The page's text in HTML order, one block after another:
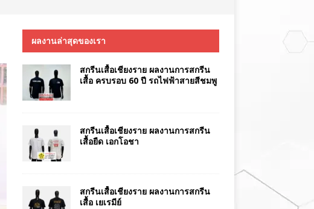
ผลงานล่าสุดของเรา
สกรีนเสื้อเชียงราย ผลงานการสกรีน
เสื้อ ครบรอบ 60 ปี รถไฟฟ้าสายสีชมพู
สกรีนเสื้อเชียงราย ผลงานการสกรีน
เสื้อยืด เอกโอชา
สกรีนเสื้อเชียงราย ผลงานการสกรีน
เสื้อ เยเรมีย์